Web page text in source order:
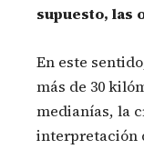
supuesto, las
En este
más de 30
medianías, la
interpretación